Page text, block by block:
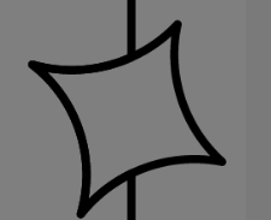
als bisher. Die
für Fashion Tonings, für Pastell-
verwendet werden
von Akzenten in einzelnen
Farbliebhaber. Dem Clear
Rolle zu. Der Klarton kann
werden, da er (ohne Mischen
Glanz sorgt. Zudem dient er als
mit allen Nuancen zu erreichen.
Verpackung erhalten und
in der Flasche. So ist